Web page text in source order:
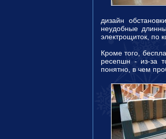
дизайн
неудобные
электрощиток, по
Кроме того,
ресепшн - из-за
понятно, в чем